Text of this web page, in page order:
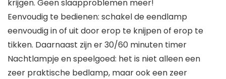
krijgen. Geen slaapproblemen meer!
Eenvoudig te bedienen: schakel de eendlamp
eenvoudig in of uit door erop te knijpen of erop te
tikken. Daarnaast zijn er 30/60 minuten timer
Nachtlampje en speelgoed: het is niet alleen een
zeer praktische bedlamp, maar ook een zeer